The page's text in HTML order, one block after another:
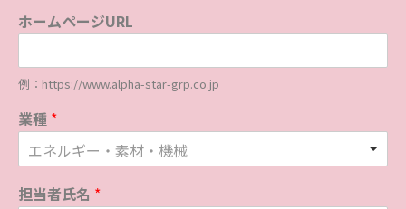
ホームページURL
例：https://www.alpha-star-grp.co.jp
業種 *
エネルギー・素材・機械
担当者氏名 *